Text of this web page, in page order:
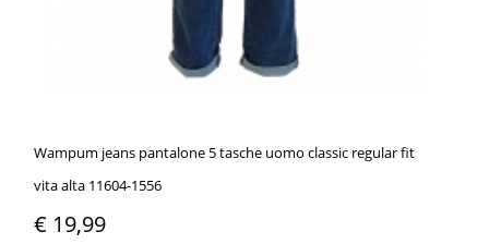
Wampum jeans pantalone 5 tasche uomo classic regular fit
vita alta 11604-1556
€ 19,99